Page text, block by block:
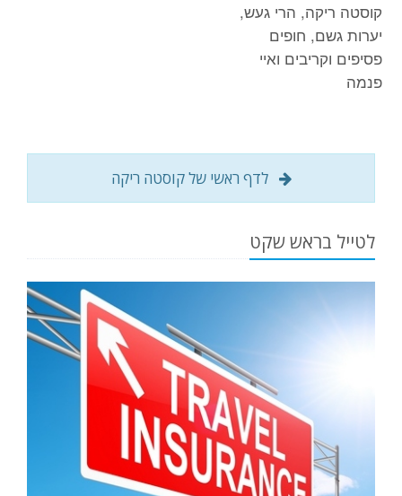
קוסטה ריקה, הרי געש,
יערות גשם, חופים
פסיפים וקריבים ואיי
פנמה
לדף ראשי של קוסטה ריקה
לטייל בראש שקט